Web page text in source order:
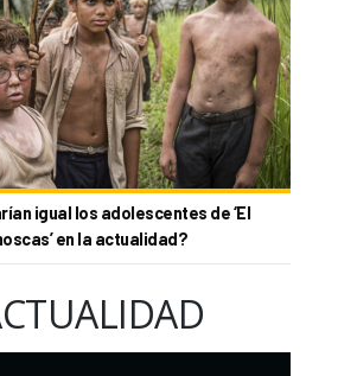
igual los adolescentes de ‘El
en la actualidad?